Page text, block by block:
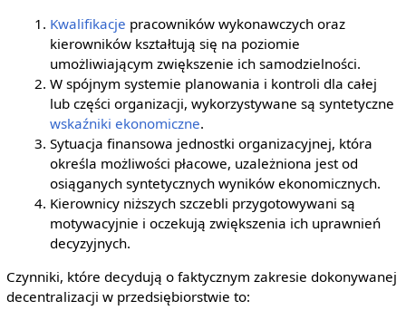
Kwalifikacje pracowników wykonawczych oraz
kierowników kształtują się na poziomie
umożliwiającym zwiększenie ich samodzielności.
W spójnym systemie planowania i kontroli dla całej
lub części organizacji, wykorzystywane są syntetyczne
wskaźniki ekonomiczne.
Sytuacja finansowa jednostki organizacyjnej, która
określa możliwości płacowe, uzależniona jest od
osiąganych syntetycznych wyników ekonomicznych.
Kierownicy niższych szczebli przygotowywani są
motywacyjnie i oczekują zwiększenia ich uprawnień
decyzyjnych.
Czynniki, które decydują o faktycznym zakresie dokonywanej
decentralizacji w przedsiębiorstwie to: